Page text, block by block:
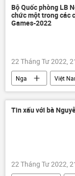
Vladimir Zelensky
Cuộc khủng hoảng ở
Mariupol
Bộ Quốc phòng LB
chức một trong các
Games-2022
22 Tháng Tư 2022,
Nga Việt
Quân sự
Bộ
Army Games
Tin xấu với bà
22 Tháng Tư 2022,